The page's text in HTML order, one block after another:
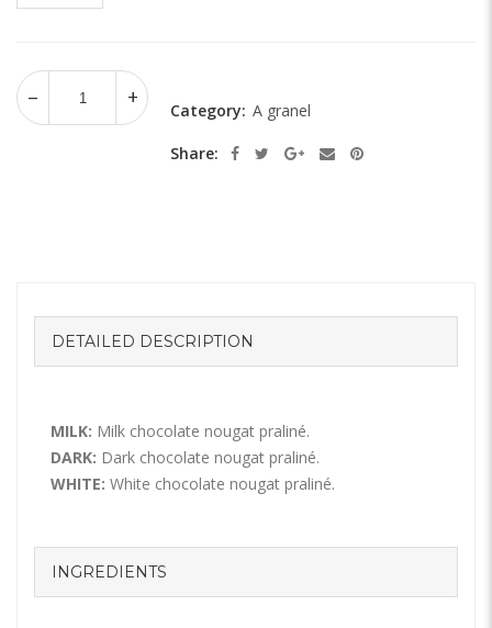
Category: A granel
Share:
DETAILED DESCRIPTION
MILK: Milk chocolate nougat praliné.
DARK: Dark chocolate nougat praliné.
WHITE: White chocolate nougat praliné.
INGREDIENTS